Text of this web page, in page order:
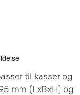
til kasser og
mm (LxBxH) og